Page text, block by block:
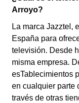
Arroyo?
La marca Jazztel,
España para
televisión. Desde
misma empresa.
esTablecimientos
en cualquier parte
través de otras